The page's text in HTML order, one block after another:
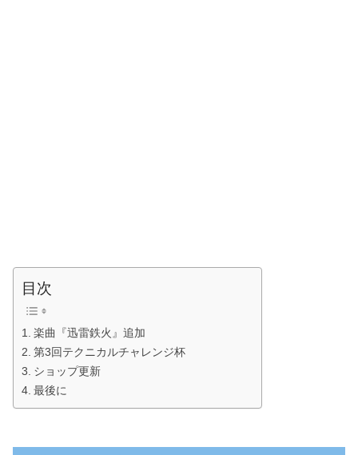
目次
楽曲『迅雷鉄火』追加
第3回テクニカルチャレンジ杯
ショップ更新
最後に